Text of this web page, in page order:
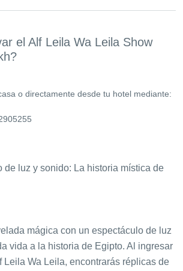
el Alf Leila Wa Leila Show
o directamente desde tu hotel mediante:
de luz y sonido: La historia mística de
mágica con un espectáculo de luz
vida a la historia de Egipto. Al ingresar
Leila Wa Leila, encontrarás réplicas de